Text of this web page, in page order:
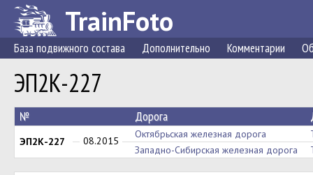
TrainFoto
База подвижного состава Дополнительно Комментарии
ЭП2К-227
№ Дорога
ЭП2К-227 08.2015
Октябрьская железная дорога
Западно-Сибирская железная дорога